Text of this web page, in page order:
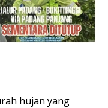
hujan yang